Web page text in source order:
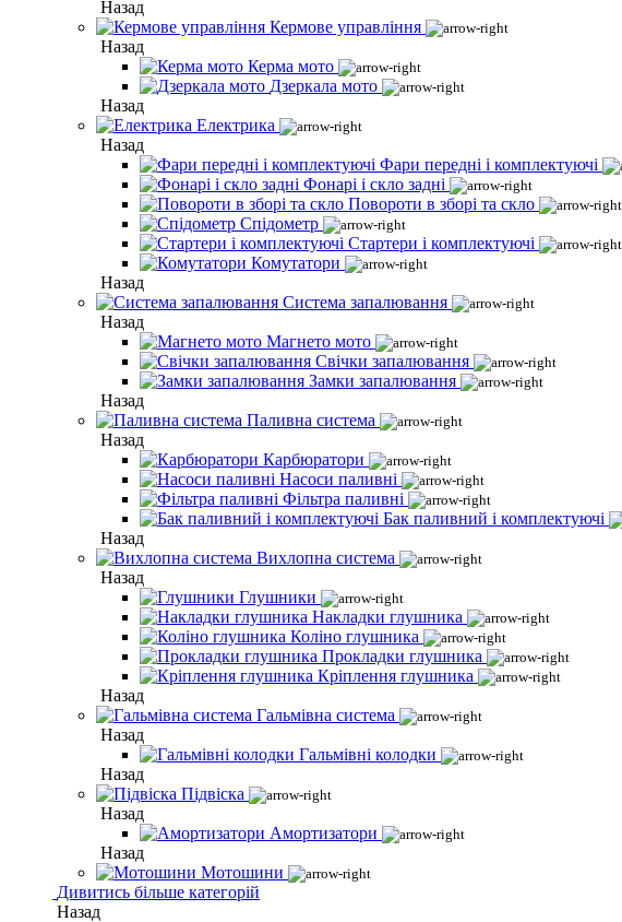
Назад
Кермове управління
Назад
Керма мото
Дзеркала мото
Назад
Електрика
Назад
Фари передні і комплектуючі
Фонарі і скло задні
Повороти в зборі та скло
Спідометр
Стартери і комплектуючі
Комутатори
Назад
Система запалювання
Назад
Магнето мото
Свічки запалювання
Замки запалювання
Назад
Паливна система
Назад
Карбюратори
Насоси паливні
Фільтра паливні
Бак паливний і комплектуючі
Назад
Вихлопна система
Назад
Глушники
Накладки глушника
Коліно глушника
Прокладки глушника
Кріплення глушника
Назад
Гальмівна система
Назад
Гальмівні колодки
Назад
Підвіска
Назад
Амортизатори
Назад
Мотошини
Дивитись більше категорій
Назад